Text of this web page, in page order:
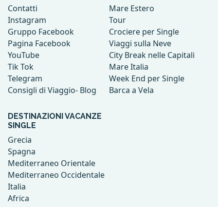
Contatti
Instagram
Gruppo Facebook
Pagina Facebook
YouTube
Tik Tok
Telegram
Consigli di Viaggio- Blog
Mare Estero
Tour
Crociere per Single
Viaggi sulla Neve
City Break nelle Capitali
Mare Italia
Week End per Single
Barca a Vela
DESTINAZIONI VACANZE
SINGLE
Grecia
Spagna
Mediterraneo Orientale
Mediterraneo Occidentale
Italia
Africa